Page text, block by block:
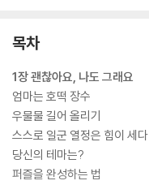
목차
1장 괜찮아요, 나도 그래요
엄마는 호떡 장수
우물물 길어 올리기
스스로 일군 열정은 힘이 세다
당신의 테마는?
퍼즐을 완성하는 법